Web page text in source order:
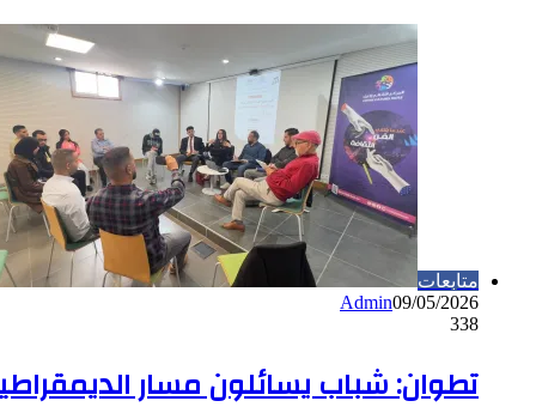
متابعات
Admin09/05/2026
338
تطوان: شباب يسائلون مسار